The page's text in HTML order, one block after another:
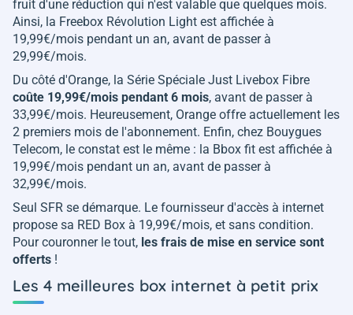
fruit d'une réduction qui n'est valable que quelques mois.
Ainsi, la Freebox Révolution Light est affichée à
19,99€/mois pendant un an, avant de passer à
29,99€/mois.
Du côté d'Orange, la Série Spéciale Just Livebox Fibre
coûte 19,99€/mois pendant 6 mois, avant de passer à
33,99€/mois. Heureusement, Orange offre actuellement les
2 premiers mois de l'abonnement. Enfin, chez Bouygues
Telecom, le constat est le même : la Bbox fit est affichée à
19,99€/mois pendant un an, avant de passer à
32,99€/mois.
Seul SFR se démarque. Le fournisseur d'accès à internet
propose sa RED Box à 19,99€/mois, et sans condition.
Pour couronner le tout, les frais de mise en service sont
offerts !
Les 4 meilleures box internet à petit prix